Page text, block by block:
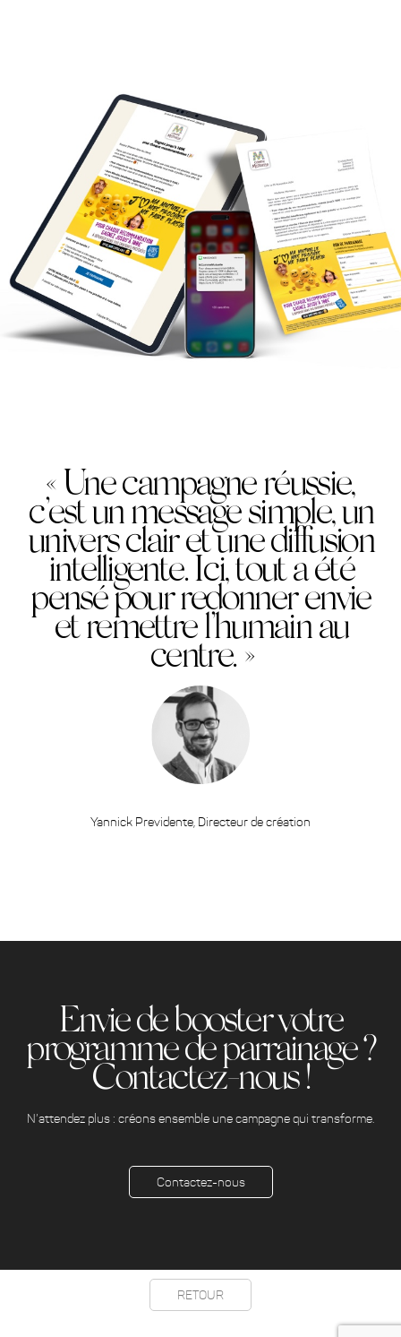
« Une campagne réussie,
c’est un message simple, un
univers clair et une diffusion
intelligente. Ici, tout a été
pensé pour redonner envie
et remettre l’humain au
centre. »
Yannick Previdente, Directeur de création
Envie de booster votre
programme de parrainage ?
Contactez-nous !
N’attendez plus : créons ensemble une campagne qui transforme.
Contactez-nous
RETOUR